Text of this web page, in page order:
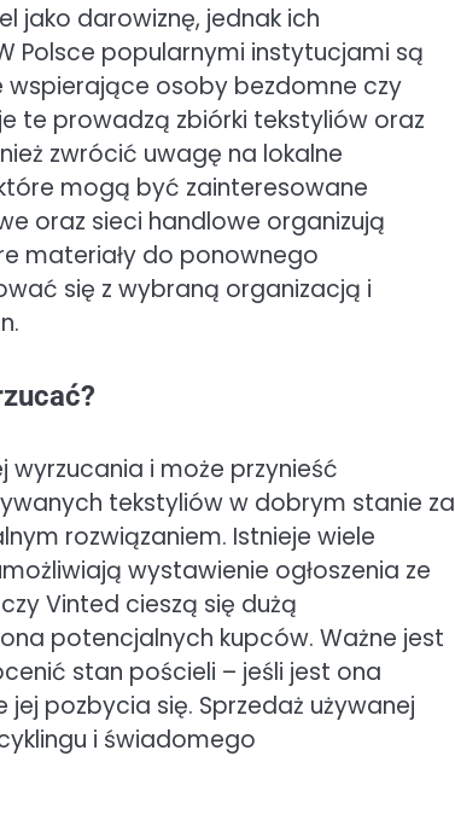
jako darowiznę, jednak ich
Polsce popularnymi instytucjami są
wspierające osoby bezdomne czy
te prowadzą zbiórki tekstyliów oraz
zwrócić uwagę na lokalne
mogą być zainteresowane
oraz sieci handlowe organizują
materiały do ponownego
się z wybraną organizacją i
i może przynieść
tekstyliów w dobrym stanie za
rozwiązaniem. Istnieje wiele
wystawienie ogłoszenia ze
Vinted cieszą się dużą
potencjalnych kupców. Ważne jest
stan pościeli – jeśli jest ona
pozbycia się. Sprzedaż używanej
i świadomego